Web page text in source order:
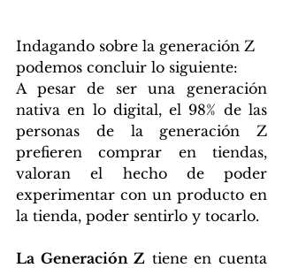
Indagando sobre la generación Z
podemos concluir lo siguiente:
A pesar de ser una generación
nativa en lo digital, el 98% de las
personas de la generación Z
prefieren comprar en tiendas,
valoran el hecho de poder
experimentar con un producto en
la tienda, poder sentirlo y tocarlo.
La Generación Z tiene en cuenta